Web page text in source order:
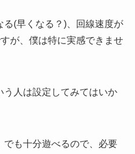
(早くなる？)、回線速度が
が、僕は特に実感できませ
う人は設定してみてはいか
でも十分遊べるので、必要